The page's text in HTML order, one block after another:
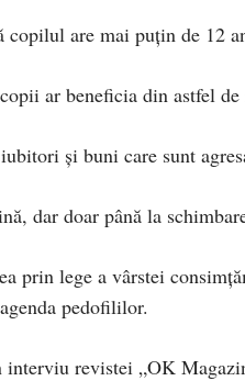
copilul are mai puţin de 12
ar beneficia din astfel
şi buni care sunt
dar doar până la
prin lege a vârstei
pedofililor.
revistei „OK